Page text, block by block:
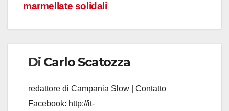
marmellate solidali
Di Carlo Scatozza
redattore di Campania Slow | Contatto
Facebook: http://it-